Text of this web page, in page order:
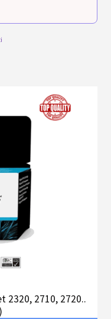
2320, 2710, 2720..